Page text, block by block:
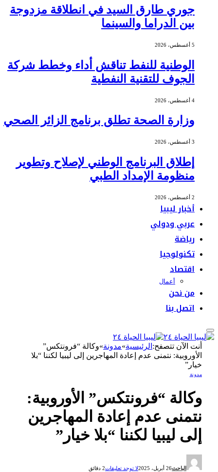
جوري طارق السيد في انطلاقة مزدوجة
بين الدراما والسينما
الوطنية للنفط تناقش أداء وخطط شركة
الجوف للتقنية النفطية
وزارة الصحة تطلق برنامج الزائر الصحي
إطلاق البرنامج الوطني لإصلاح وتطوير
منظومة الإمداد الطبي
أخبار ليبيا
عربي ودولي
رياضة
تكنولوجيا
اقتصاد
أعمال
من نحن
اتصل بنا
أنت الآن تتصفح:الرئيسية»مدونة»وكالة “فرونتكس”
الأوروبية: نتمنى عدم إعادة المهاجرين إلى ليبيا لكننا “بلا
خيار”
مدونة
وكالة “فرونتكس” الأوروبية:
نتمنى عدم إعادة المهاجرين
إلى ليبيا لكننا “بلا خيار”
الباحث26 أبريل، 2025 لا توجد تعليقات2 دقائق